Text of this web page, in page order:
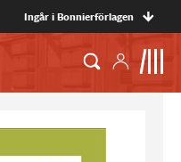
Ingår i Bonnierförlagen